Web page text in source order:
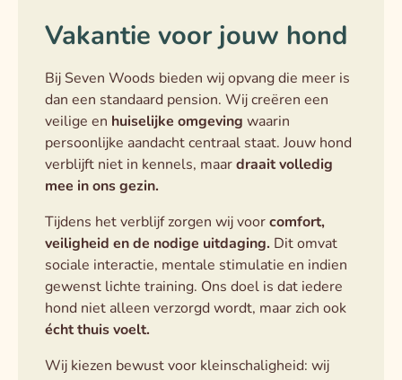
Vakantie voor jouw hond
Bij Seven Woods bieden wij opvang die meer is
dan een standaard pension. Wij creëren een
veilige en huiselijke omgeving waarin
persoonlijke aandacht centraal staat. Jouw hond
verblijft niet in kennels, maardraait volledig
mee in ons gezin.
Tijdens het verblijf zorgen wij voorcomfort,
veiligheid en de nodige uitdaging. Dit omvat
sociale interactie, mentale stimulatie en indien
gewenst lichte training. Ons doel is dat iedere
hond niet alleen verzorgd wordt, maar zich ook
écht thuis voelt.
Wij kiezen bewust voor kleinschaligheid: wij